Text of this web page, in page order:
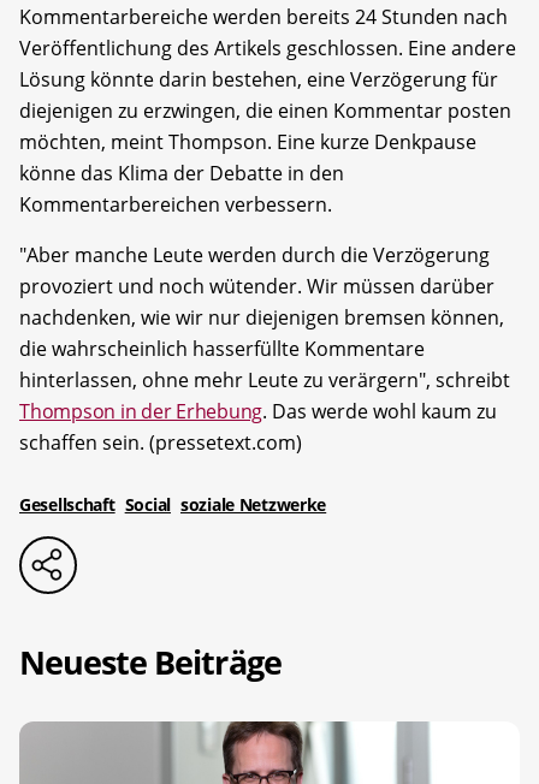
Kommentarbereiche werden bereits 24 Stunden nach
Veröffentlichung des Artikels geschlossen. Eine andere
Lösung könnte darin bestehen, eine Verzögerung für
diejenigen zu erzwingen, die einen Kommentar posten
möchten, meint Thompson. Eine kurze Denkpause
könne das Klima der Debatte in den
Kommentarbereichen verbessern.
"Aber manche Leute werden durch die Verzögerung
provoziert und noch wütender. Wir müssen darüber
nachdenken, wie wir nur diejenigen bremsen können,
die wahrscheinlich hasserfüllte Kommentare
hinterlassen, ohne mehr Leute zu verärgern", schreibt
Thompson in der Erhebung. Das werde wohl kaum zu
schaffen sein. (pressetext.com)
Gesellschaft Social soziale Netzwerke
Neueste Beiträge